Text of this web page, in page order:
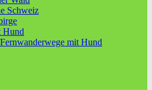
Schweiz
Hund
mit Hund